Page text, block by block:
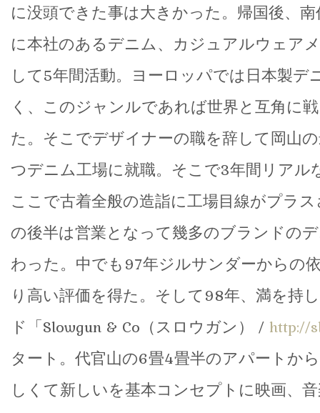
に没頭できた事は大きかった。帰国後、
に本社のあるデニム、カジュアルウェア
して5年間活動。ヨーロッパでは日本製デ
く、このジャンルであれば世界と互角に
た。そこでデザイナーの職を辞して岡山
つデニム工場に就職。そこで3年間リアル
ここで古着全般の造詣に工場目線がプラ
の後半は営業となって幾多のブランドの
わった。中でも97年ジルサンダーからの
り高い評価を得た。そして98年、満を持
ド「Slowgun & Co（スロウガン） / http://
タート。代官山の6畳4畳半のアパートか
しくて新しいを基本コンセプトに映画、